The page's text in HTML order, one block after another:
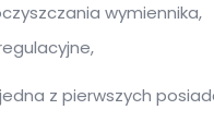
wymiennika,
z pierwszych